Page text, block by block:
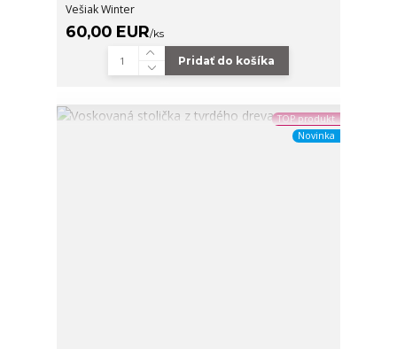
Vešiak Winter
60,00 EUR/ks
Pridať do košíka
TOP produkt
Novinka